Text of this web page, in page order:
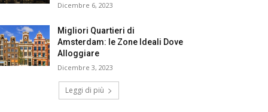
Dicembre 6, 2023
Migliori Quartieri di
Amsterdam: le Zone Ideali Dove
Alloggiare
Dicembre 3, 2023
Leggi di più